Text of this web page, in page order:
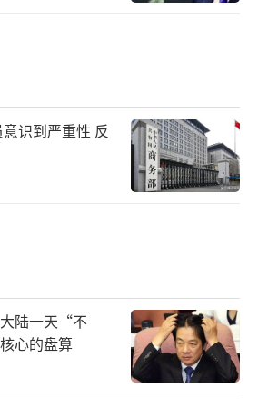
识到严重性 反
陆一天“不
心的盘算